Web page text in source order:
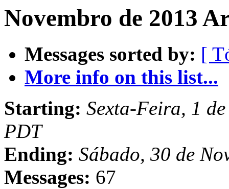
Novembro de 2013
Messages sorted by: [
More info on this list...
Starting: Sexta-Feira, 1
PDT
Ending: Sábado, 30 de
Messages: 67